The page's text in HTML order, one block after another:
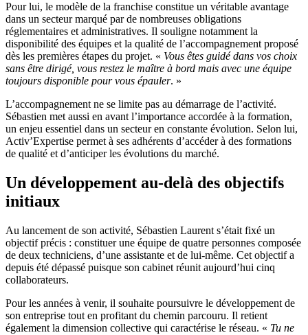
Pour lui, le modèle de la franchise constitue un véritable avantage
dans un secteur marqué par de nombreuses obligations
réglementaires et administratives. Il souligne notamment la
disponibilité des équipes et la qualité de l’accompagnement proposé
dès les premières étapes du projet. « Vous êtes guidé dans vos choix
sans être dirigé, vous restez le maître à bord mais avec une équipe
toujours disponible pour vous épauler. »
L’accompagnement ne se limite pas au démarrage de l’activité.
Sébastien met aussi en avant l’importance accordée à la formation,
un enjeu essentiel dans un secteur en constante évolution. Selon lui,
Activ’Expertise permet à ses adhérents d’accéder à des formations
de qualité et d’anticiper les évolutions du marché.
Un développement au-delà des objectifs
initiaux
Au lancement de son activité, Sébastien Laurent s’était fixé un
objectif précis : constituer une équipe de quatre personnes composée
de deux techniciens, d’une assistante et de lui-même. Cet objectif a
depuis été dépassé puisque son cabinet réunit aujourd’hui cinq
collaborateurs.
Pour les années à venir, il souhaite poursuivre le développement de
son entreprise tout en profitant du chemin parcouru. Il retient
également la dimension collective qui caractérise le réseau. « Tu ne